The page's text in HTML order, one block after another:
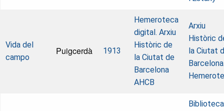
Vida del
campo
Puigcerdà 1913
Hemeroteca
digital. Arxiu
Històric de
la Ciutat de
Barcelona
AHCB
Arxiu
Històric
la Ciutat
Biblioteca